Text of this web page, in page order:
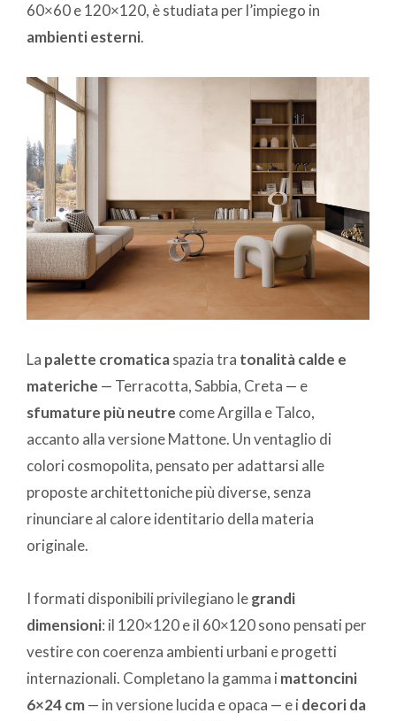
60×60 e 120×120, è studiata per l’impiego in
ambienti esterni.
La palette cromaticaspazia tra tonalità calde e
materiche — Terracotta, Sabbia, Creta — e
sfumature più neutre come Argilla e Talco,
accanto alla versione Mattone. Un ventaglio di
colori cosmopolita, pensato per adattarsi alle
proposte architettoniche più diverse, senza
rinunciare al calore identitario della materia
originale.
I formati disponibili privilegiano legrandi
dimensioni: il 120×120 e il 60×120 sono pensati per
vestire con coerenza ambienti urbani e progetti
internazionali. Completano la gamma i mattoncini
6×24 cm— in versione lucida e opaca — e i decori da